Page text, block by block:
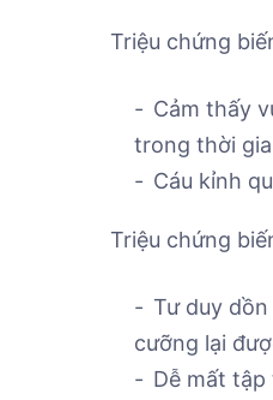
Triệu chứng
Cảm thấy
trong thời
Cáu kỉnh
Triệu chứng
Tư duy
cưỡng lại
Dễ mất tập